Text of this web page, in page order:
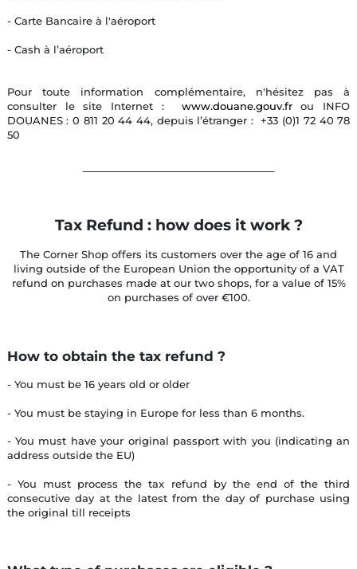
- Carte Bancaire à l'aéroport
- Cash à l’aéroport
Pour toute information complémentaire, n'hésitez pas à
consulter le site Internet : www.douane.gouv.frou INFO
DOUANES : 0 811 20 44 44, depuis l’étranger : +33 (0)1 72 40 78
50
Tax Refund : how does it work ?
The Corner Shop offers its customers over the age of 16 and
living outside of the European Union the opportunity of a VAT
refund on purchases made at our two shops, for a value of 15%
on purchases of over €100.
How to obtain the tax refund ?
- You must be 16 years old or older
- You must be staying in Europe for less than 6 months.
- You must have your original passport with you (indicating an
address outside the EU)
- You must process the tax refund by the end of the third
consecutive day at the latest from the day of purchase using
the original till receipts